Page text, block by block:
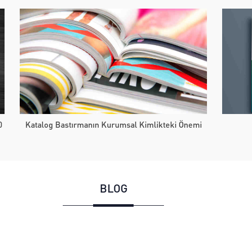
Katalog Bastırmanın Kurumsal Kimlikteki Önemi
BLOG